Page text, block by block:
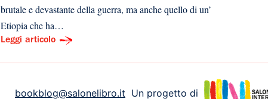
brutale e devastante della guerra, ma anche quello di un’
Etiopia che ha…
Leggi articolo
bookblog@salonelibro.it Un progetto di